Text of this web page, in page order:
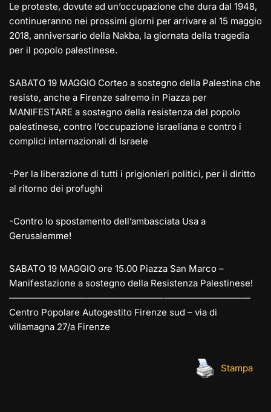
Le proteste, dovute ad un’occupazione che dura dal 1948,
continueranno nei prossimi giorni per arrivare al 15 maggio
2018, anniversario della Nakba, la giornata della tragedia
per il popolo palestinese.
SABATO 19 MAGGIO Corteo a sostegno della Palestina che
resiste, anche a Firenze saIremo in Piazza per
MANIFESTARE a sostegno della resistenza del popolo
palestinese, contro l’occupazione israeliana e contro i
complici internazionali di Israele
-Per la liberazione di tutti i prigionieri politici, per il diritto
al ritorno dei profughi
-Contro lo spostamento dell’ambasciata Usa a
Gerusalemme!
SABATO 19 MAGGIO ore 15.00 Piazza San Marco –
Manifestazione a sostegno della Resistenza Palestinese!
————————–————————–————————–—
Centro Popolare Autogestito Firenze sud – via di
villamagna 27/a Firenze
Stampa